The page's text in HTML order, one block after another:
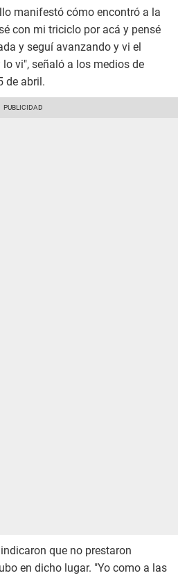
manifestó cómo encontró a la
con mi triciclo por acá y pensé
y seguí avanzando y vi el
vi", señaló a los medios de
de abril.
que no prestaron
en dicho lugar. "Yo como a las